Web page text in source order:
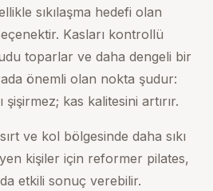
sıkılaşma hedefi olan
Kasları kontrollü
toparlar ve daha dengeli bir
önemli olan nokta şudur:
kas kalitesini artırır.
ve kol bölgesinde daha sıkı
kişiler için reformer pilates,
etkili sonuç verebilir.